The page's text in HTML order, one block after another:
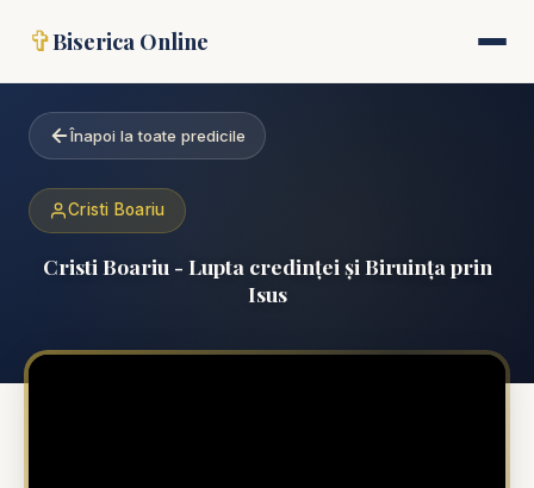
✞Biserica Online
Înapoi la toate predicile
Cristi Boariu
Cristi Boariu - Lupta credinței și Biruința prin
Isus